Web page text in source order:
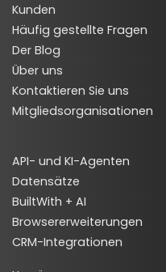
Kunden
Häufig gestellte Fragen
Der Blog
Über uns
Kontaktieren Sie uns
Mitgliedsorganisationen
API- und KI-Agenten
Datensätze
BuiltWith + AI
Browsererweiterungen
CRM-Integrationen